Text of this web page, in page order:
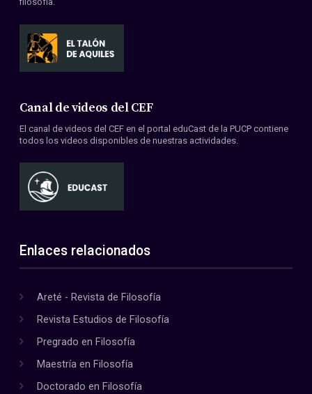
Canal de videos del CEF
El canal de videos del CEF en el portal eduCast de la PUCP contiene
todos los videos disponibles de nuestras actividades.
Enlaces relacionados
Areté - Revista de Filosofía
Revista Estudios de Filosofía
Pregrado en Filosofía
Maestría en Filosofía
Doctorado en Filosofía